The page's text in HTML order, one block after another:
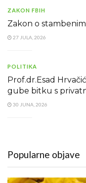
ZAKON FBIH
Zakon o
27 JULA, 2026
POLITIKA
Prof.dr.Esad
gube bitku s
30 JUNA, 2026
Popularne objave